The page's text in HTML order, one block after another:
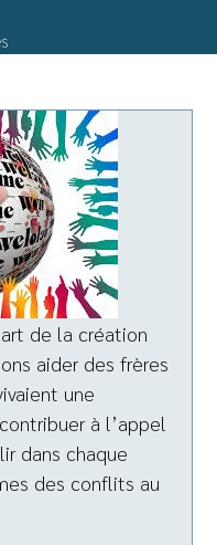
de la création
aider des frères
une
à l’appel
dans chaque
des conflits au